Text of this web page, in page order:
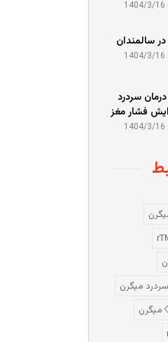
سالمندان
سردرد
فشار مغز
سردرد میگرن
میگرن